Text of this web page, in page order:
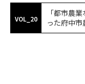
VOL_20
「都市農
った府中市